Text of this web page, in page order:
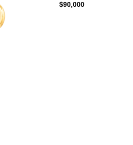
$90,000